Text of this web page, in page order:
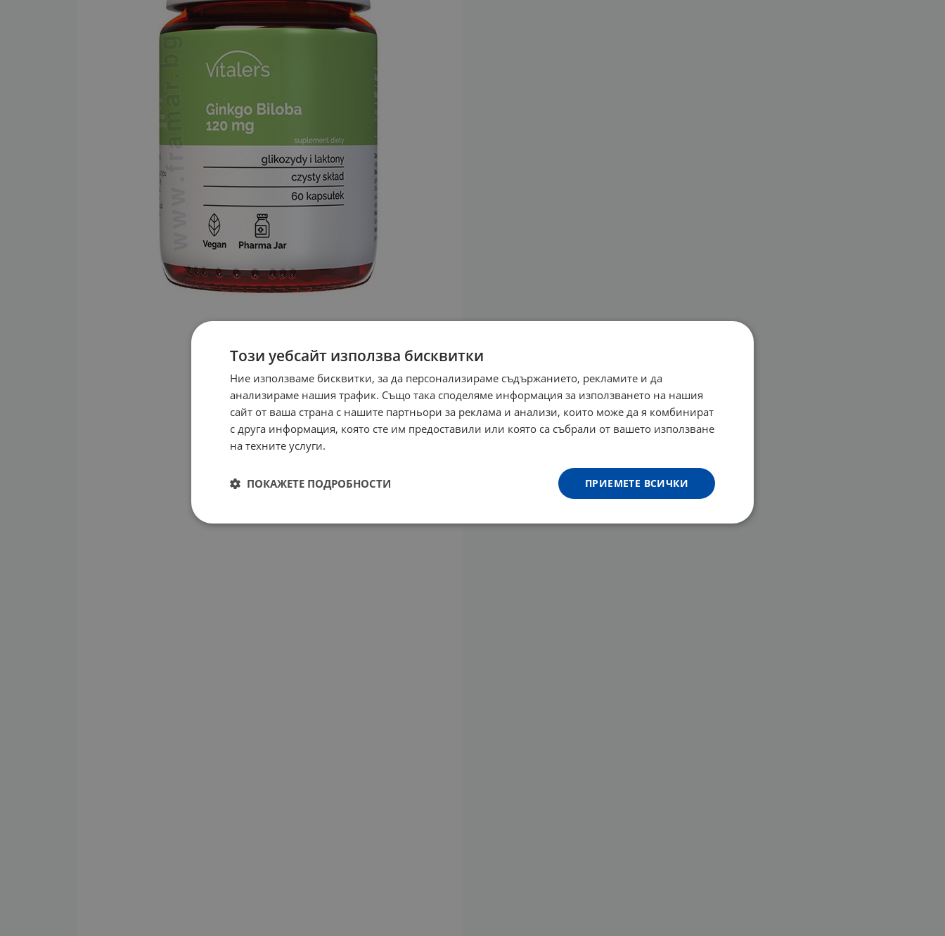
Този уебсайт използва бисквитки
Ние използваме бисквитки, за да персонализираме съдържанието, рекламите и да
анализираме нашия трафик. Също така споделяме информация за използването на нашия
сайт от ваша страна с нашите партньори за реклама и анализи, които може да я комбинират
с друга информация, която сте им предоставили или която са събрали от вашето използване
на техните услуги.
ПРИЕМЕТЕ ВСИЧКИ
ПОКАЖЕТЕ ПОДРОБНОСТИ